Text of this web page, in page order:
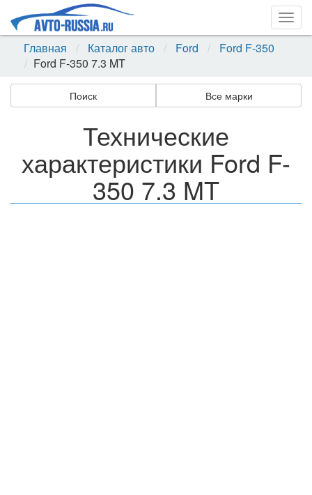
Главная
Каталог авто Ford
Ford F-350
Ford F-350 7.3 MT
Поиск Все марки
Технические
характеристики Ford F-
350 7.3 MT